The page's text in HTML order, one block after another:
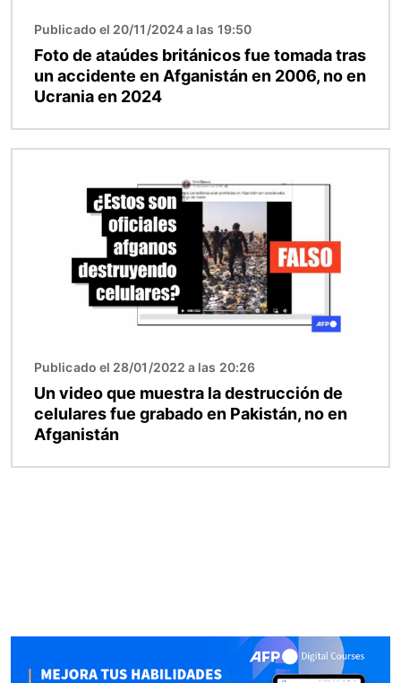
Publicado el 20/11/2024 a las 19:50
Foto de ataúdes británicos fue tomada tras
un accidente en Afganistán en 2006, no en
Ucrania en 2024
Publicado el 28/01/2022 a las 20:26
Un video que muestra la destrucción de
celulares fue grabado en Pakistán, no en
Afganistán